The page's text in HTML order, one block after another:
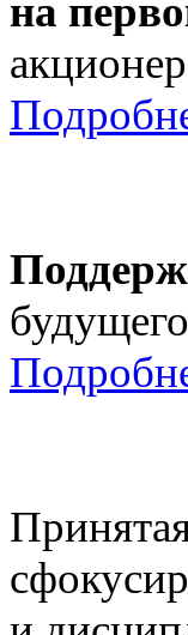
на
будущего